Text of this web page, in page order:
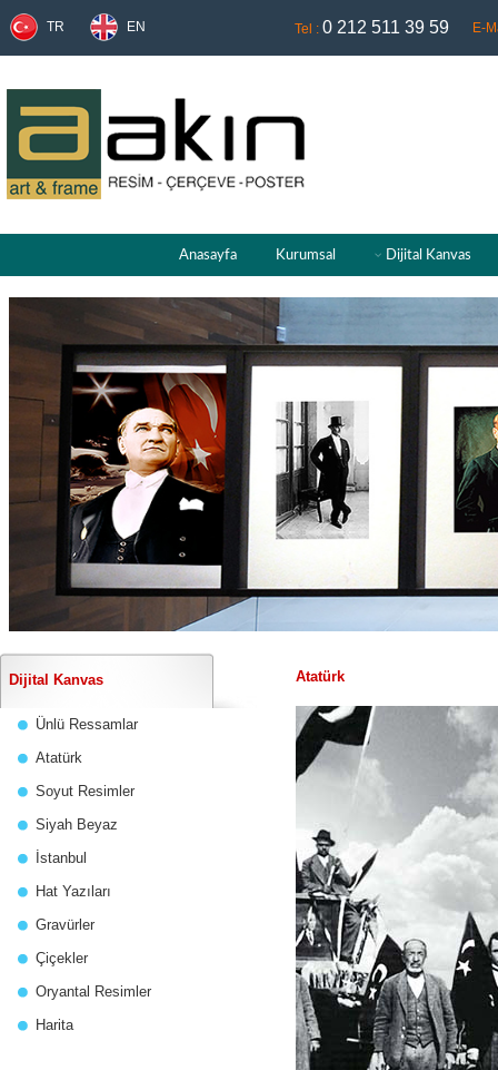
TR EN Tel : 0 212 511 39 59 E-
Anasayfa Kurumsal Dijital Kanvas
Dijital Kanvas
Ünlü Ressamlar
Atatürk
Soyut Resimler
Siyah Beyaz
İstanbul
Hat Yazıları
Gravürler
Çiçekler
Oryantal Resimler
Harita
Atatürk